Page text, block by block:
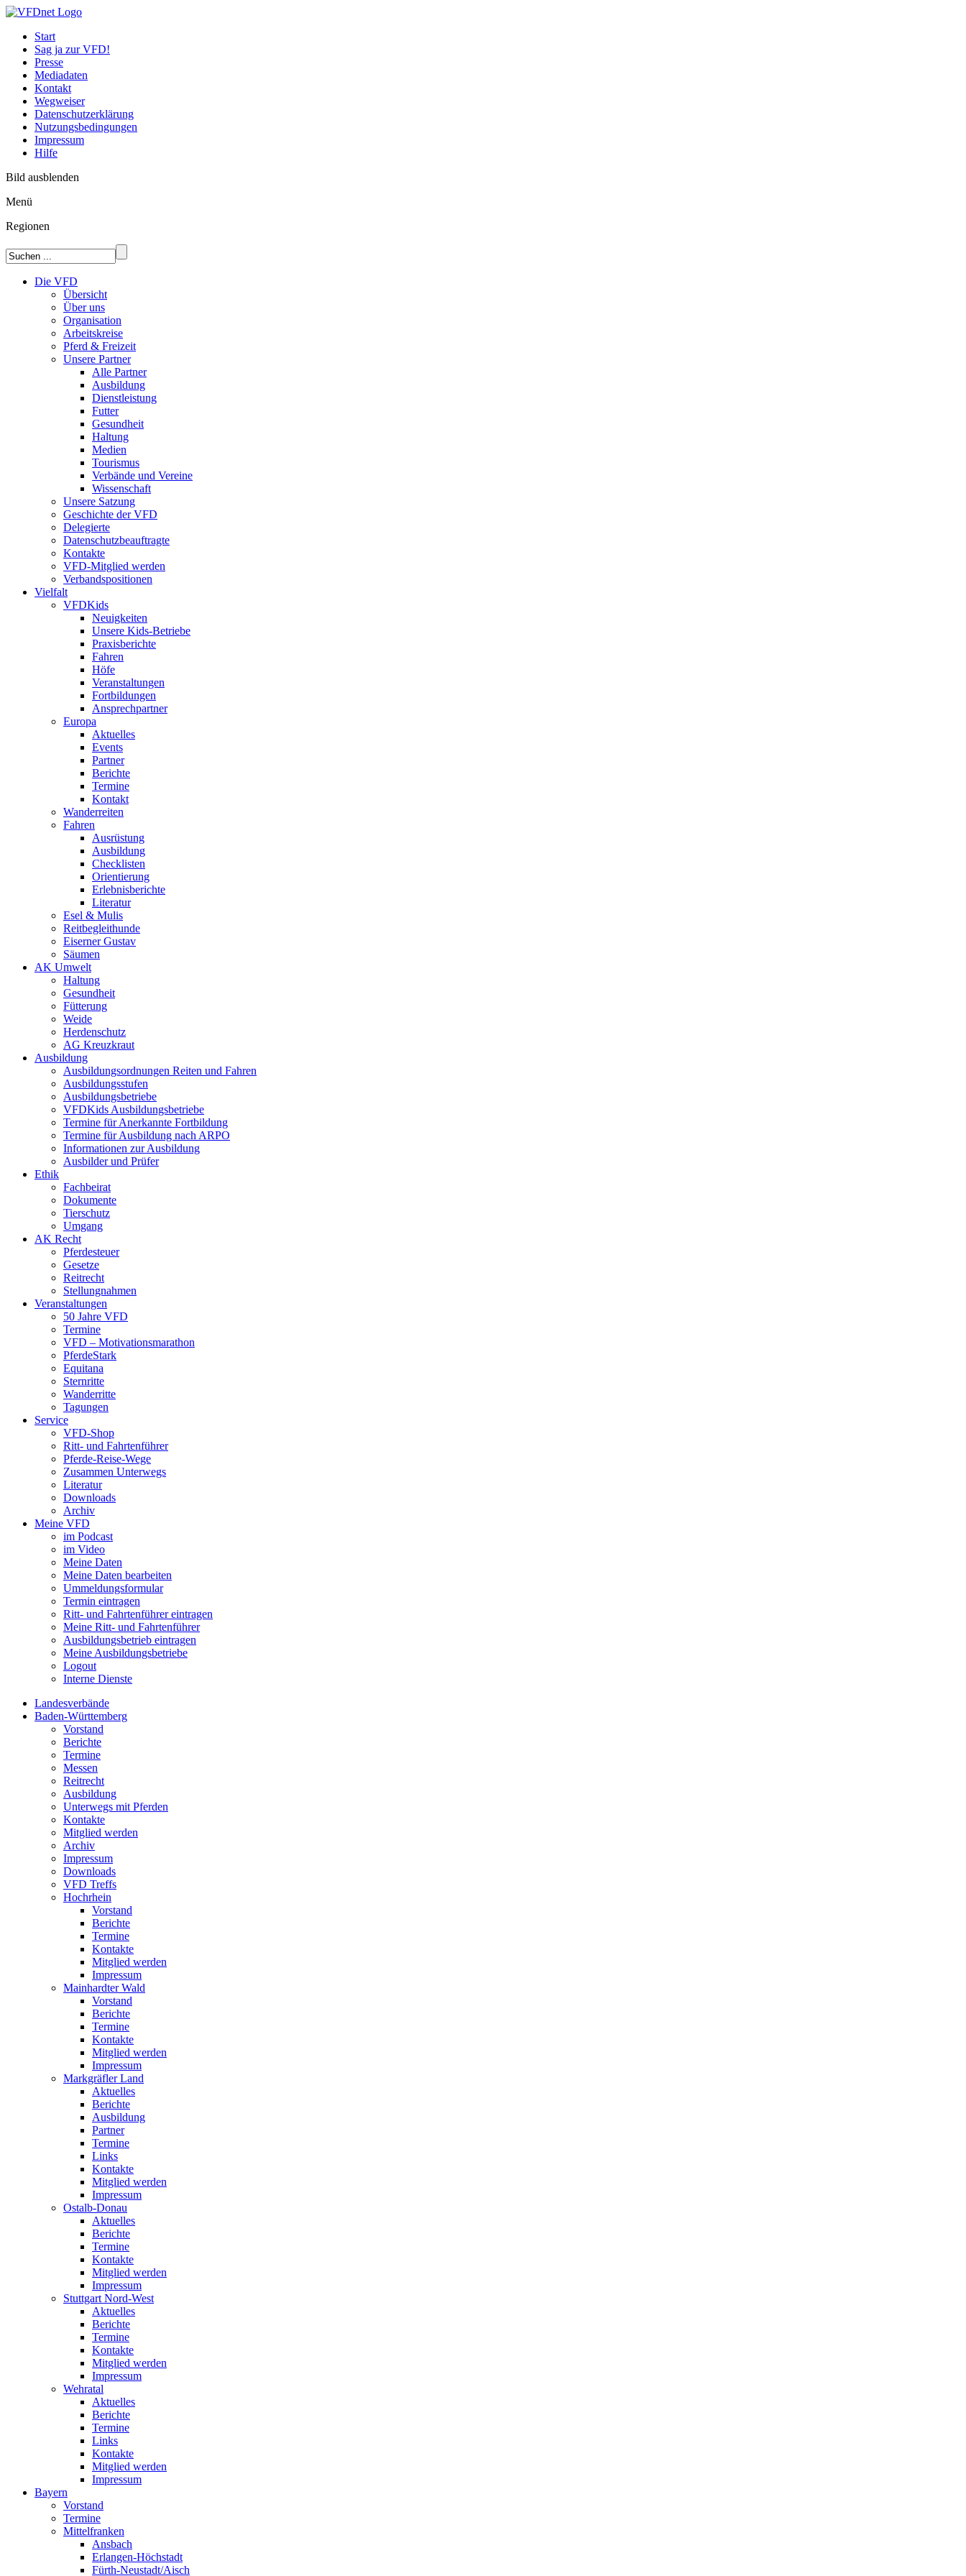
Start
Sag ja zur VFD!
Presse
Mediadaten
Kontakt
Wegweiser
Datenschutzerklärung
Nutzungsbedingungen
Impressum
Hilfe
Bild ausblenden
Menü
Regionen
Die VFD
Übersicht
Über uns
Organisation
Arbeitskreise
Pferd & Freizeit
Unsere Partner
Alle Partner
Ausbildung
Dienstleistung
Futter
Gesundheit
Haltung
Medien
Tourismus
Verbände und Vereine
Wissenschaft
Unsere Satzung
Geschichte der VFD
Delegierte
Datenschutzbeauftragte
Kontakte
VFD-Mitglied werden
Verbandspositionen
Vielfalt
VFDKids
Neuigkeiten
Unsere Kids-Betriebe
Praxisberichte
Fahren
Höfe
Veranstaltungen
Fortbildungen
Ansprechpartner
Europa
Aktuelles
Events
Partner
Berichte
Termine
Kontakt
Wanderreiten
Fahren
Ausrüstung
Ausbildung
Checklisten
Orientierung
Erlebnisberichte
Literatur
Esel & Mulis
Reitbegleithunde
Eiserner Gustav
Säumen
AK Umwelt
Haltung
Gesundheit
Fütterung
Weide
Herdenschutz
AG Kreuzkraut
Ausbildung
Ausbildungsordnungen Reiten und Fahren
Ausbildungsstufen
Ausbildungsbetriebe
VFDKids Ausbildungsbetriebe
Termine für Anerkannte Fortbildung
Termine für Ausbildung nach ARPO
Informationen zur Ausbildung
Ausbilder und Prüfer
Ethik
Fachbeirat
Dokumente
Tierschutz
Umgang
AK Recht
Pferdesteuer
Gesetze
Reitrecht
Stellungnahmen
Veranstaltungen
50 Jahre VFD
Termine
VFD – Motivationsmarathon
PferdeStark
Equitana
Sternritte
Wanderritte
Tagungen
Service
VFD-Shop
Ritt- und Fahrtenführer
Pferde-Reise-Wege
Zusammen Unterwegs
Literatur
Downloads
Archiv
Meine VFD
im Podcast
im Video
Meine Daten
Meine Daten bearbeiten
Ummeldungsformular
Termin eintragen
Ritt- und Fahrtenführer eintragen
Meine Ritt- und Fahrtenführer
Ausbildungsbetrieb eintragen
Meine Ausbildungsbetriebe
Logout
Interne Dienste
Landesverbände
Baden-Württemberg
Vorstand
Berichte
Termine
Messen
Reitrecht
Ausbildung
Unterwegs mit Pferden
Kontakte
Mitglied werden
Archiv
Impressum
Downloads
VFD Treffs
Hochrhein
Vorstand
Berichte
Termine
Kontakte
Mitglied werden
Impressum
Mainhardter Wald
Vorstand
Berichte
Termine
Kontakte
Mitglied werden
Impressum
Markgräfler Land
Aktuelles
Berichte
Ausbildung
Partner
Termine
Links
Kontakte
Mitglied werden
Impressum
Ostalb-Donau
Aktuelles
Berichte
Termine
Kontakte
Mitglied werden
Impressum
Stuttgart Nord-West
Aktuelles
Berichte
Termine
Kontakte
Mitglied werden
Impressum
Wehratal
Aktuelles
Berichte
Termine
Links
Kontakte
Mitglied werden
Impressum
Bayern
Vorstand
Termine
Mittelfranken
Ansbach
Erlangen-Höchstadt
Fürth-Neustadt/Aisch